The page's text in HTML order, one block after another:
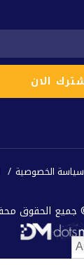
سياسة الخصوصية